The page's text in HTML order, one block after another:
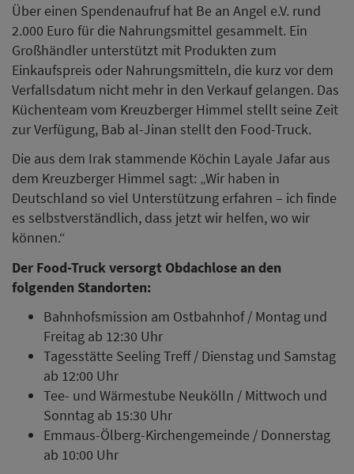
Über einen Spendenaufruf hat Be an Angel e.V. rund
2.000 Euro für die Nahrungsmittel gesammelt. Ein
Großhändler unterstützt mit Produkten zum
Einkaufspreis oder Nahrungsmitteln, die kurz vor dem
Verfallsdatum nicht mehr in den Verkauf gelangen. Das
Küchenteam vom Kreuzberger Himmel stellt seine Zeit
zur Verfügung, Bab al-Jinan stellt den Food-Truck.
Die aus dem Irak stammende Köchin Layale Jafar aus
dem Kreuzberger Himmel sagt: „Wir haben in
Deutschland so viel Unterstützung erfahren – ich finde
es selbstverständlich, dass jetzt wir helfen, wo wir
können.“
Der Food-Truck versorgt Obdachlose an den
folgenden Standorten:
Bahnhofsmission am Ostbahnhof / Montag und
Freitag ab 12:30 Uhr
Tagesstätte Seeling Treff / Dienstag und Samstag
ab 12:00 Uhr
Tee- und Wärmestube Neukölln / Mittwoch und
Sonntag ab 15:30 Uhr
Emmaus-Ölberg-Kirchengemeinde / Donnerstag
ab 10:00 Uhr